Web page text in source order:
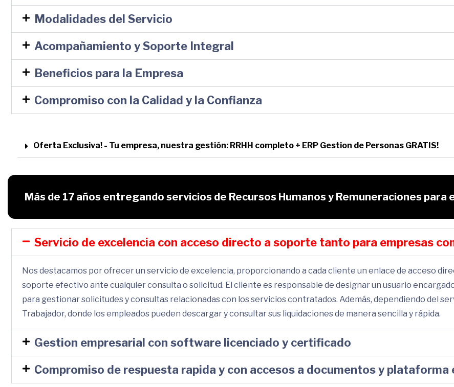
Modalidades del Servicio
Acompañamiento y Soporte Integral
Beneficios para la Empresa
Compromiso con la Calidad y la Confianza
Oferta Exclusiva! - Tu empresa, nuestra gestión: RRHH completo + ERP Gestion de Personas GRATIS!
Más de 17 años entregando servicios de Recursos Humanos y Remuneraciones
Servicio de excelencia con acceso directo a soporte tanto para empresas
Nos destacamos por ofrecer un servicio de excelencia, proporcionando a cada cliente un enlace de acceso
soporte efectivo ante cualquier consulta o solicitud. El cliente es responsable de designar un usuario
para gestionar solicitudes y consultas relacionadas con los servicios contratados. Además, dependiendo del
Trabajador, donde los empleados pueden descargar y consultar sus liquidaciones de manera sencilla y rápida.
Gestion empresarial con software licenciado y certificado
Compromiso de respuesta rapida y con accesos a documentos y plataforma